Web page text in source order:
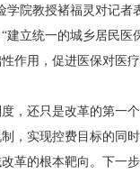
学院教授褚福灵对记者
立统一的城乡居民医
作用，促进医保对医
还只是改革的第一
，实现控费目标的同
革的根本靶向。下一